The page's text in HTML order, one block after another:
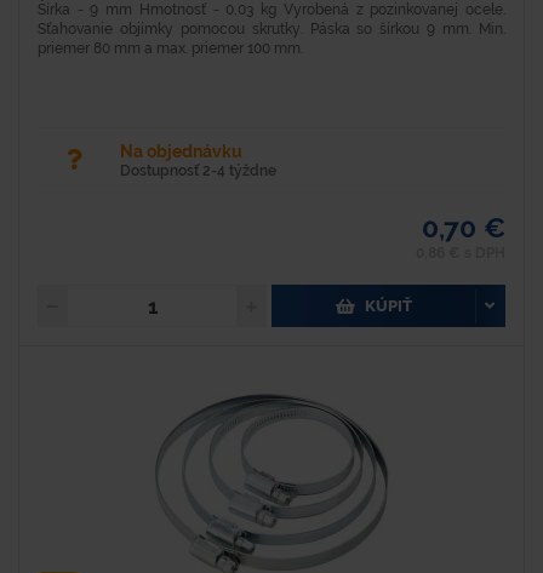
Šírka - 9 mm Hmotnosť - 0,03 kg Vyrobená z pozinkovanej ocele.
Sťahovanie objímky pomocou skrutky. Páska so šírkou 9 mm. Min.
priemer 80 mm a max. priemer 100 mm.
Na objednávku
Dostupnosť 2-4 týždne
0,70 €
KÚPIŤ